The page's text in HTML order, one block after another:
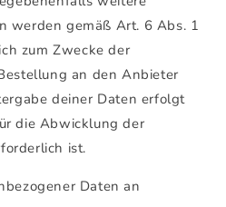
werden gemäß Art. 6 Abs. 1
zum Zwecke der
an den Anbieter
deiner Daten erfolgt
die Abwicklung der
ist.
Daten an